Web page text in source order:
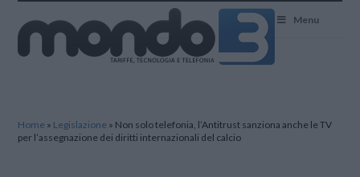
Menu
Home » Legislazione » Non solo telefonia, l’Antitrust sanziona anche le TV
per l’assegnazione dei diritti internazionali del calcio